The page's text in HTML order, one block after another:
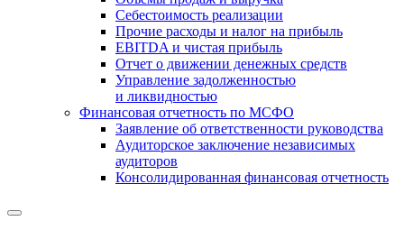
Себестоимость реализации
Прочие расходы и налог на прибыль
EBITDA и чистая прибыль
Отчет о движении денежных средств
Управление задолженностью
и ликвидностью
Финансовая отчетность по МСФО
Заявление об ответственности руководства
Аудиторское заключение независимых
аудиторов
Консолидированная финансовая отчетность